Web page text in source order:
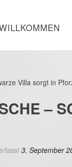
–
3. September